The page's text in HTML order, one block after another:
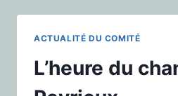
ACTUALITÉ DU COMITÉ
L’heure du